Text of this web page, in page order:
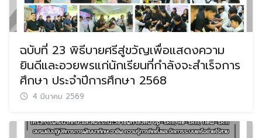
ฉบับที่ 23 พิธีบายศรีสู่ขวัญเพื่อแสดงความ
ยินดีและอวยพรแก่นักเรียนที่กำลังจะสำเร็จการ
ศึกษา ประจำปีการศึกษา 2568
4 มีนาคม 2569